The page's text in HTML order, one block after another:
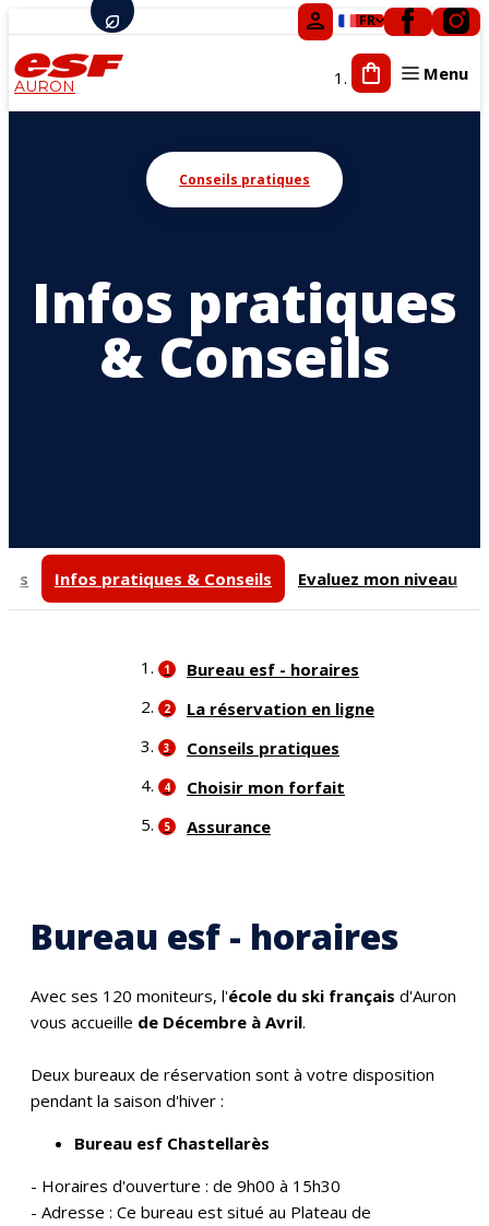
FR
AURON
Cours privés
Compétition
Activités ludiques
Menu
Infos pratiques
& Conseils
Infos pratiques & Conseils Evaluez mon niveau
Bureau esf - horaires
La réservation en ligne
Conseils pratiques
Choisir mon forfait
Assurance
Conseils pratiques
Bureau esf - horaires
Avec ses 120 moniteurs, l'école du ski français d'Auron
vous accueille de Décembre à Avril.
Deux bureaux de réservation sont à votre disposition
pendant la saison d'hiver :
Bureau esf Chastellarès
- Horaires d'ouverture : de 9h00 à 15h30
- Adresse : Ce bureau est situé au Plateau de